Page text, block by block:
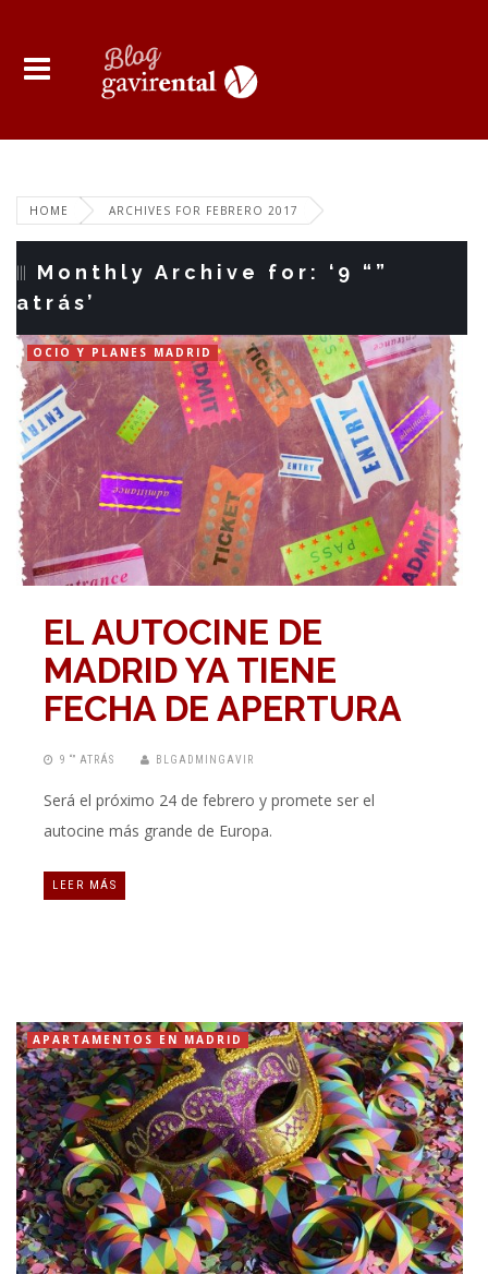
HOME ARCHIVES FOR FEBRERO 2017
Monthly Archive for: ‘9 “”
atrás’
OCIO Y PLANES MADRID
EL AUTOCINE DE
MADRID YA TIENE
FECHA DE APERTURA
9 “” ATRÁS BLGADMINGAVIR
Será el próximo 24 de febrero y promete ser el
autocine más grande de Europa.
LEER MÁS
APARTAMENTOS EN MADRID